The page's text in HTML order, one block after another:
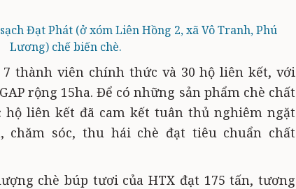
Đạt Phát (ở xóm Liên Hồng 2, xã Vô Tranh, Phú
Lương) chế biến chè.
7 thành viên chính thức và 30 hộ liên kết, với
rộng 15ha. Để có những sản phẩm chè chất
hộ liên kết đã cam kết tuân thủ nghiêm ngặt
chăm sóc, thu hái chè đạt tiêu chuẩn chất
chè búp tươi của HTX đạt 175 tấn, tương